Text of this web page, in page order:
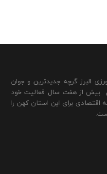
البرز گرچه جدیدترین و جوان
بیش از هفت سال فعالیت خود
برای این استان کهن را